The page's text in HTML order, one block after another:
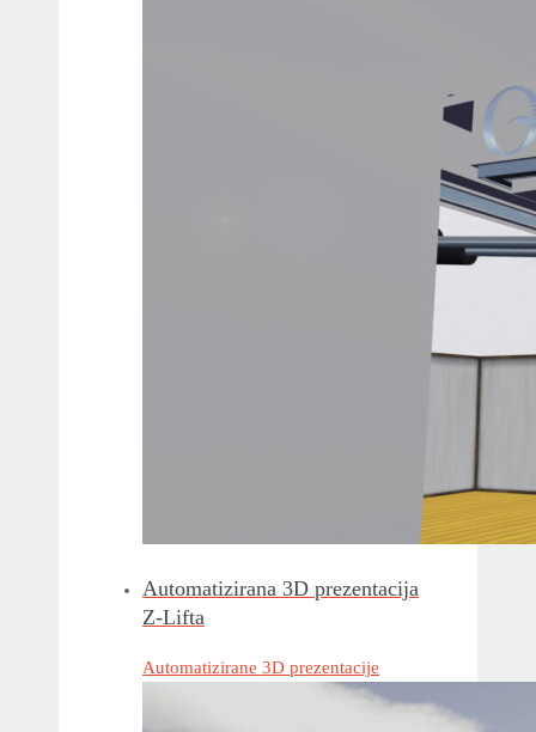
Automatizirana 3D prezentacija
Z-Lifta
Automatizirane 3D prezentacije